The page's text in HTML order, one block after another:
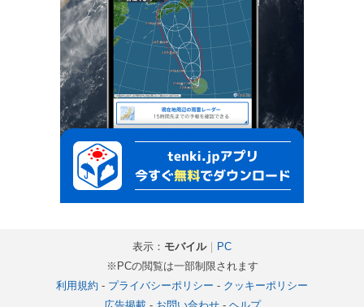
表示： モバイル｜ PC
※PCの閲覧は一部制限されます
利用規約 - プライバシーポリシー - クッキーポリシー